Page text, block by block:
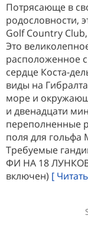
Потрясающе в
родословности,
Golf Country
Это
расположенное
сердце Коста-
виды на
море и
и двенадцати
переполненные
поля для гольфа
Требуемые
ФИ НА 18
включен) [